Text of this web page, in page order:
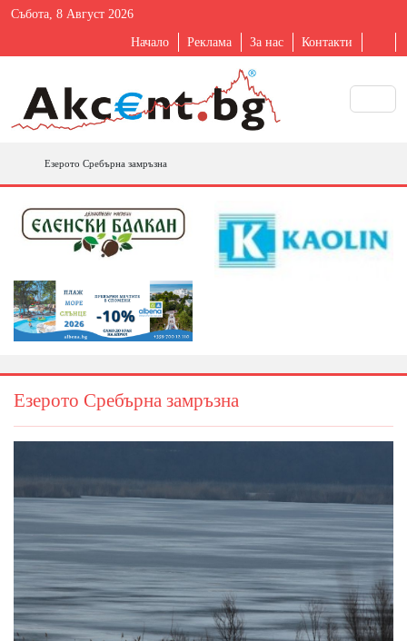
Събота, 8 Август 2026
Начало Реклама За нас Контакти
Езерото Сребърна замръзна
Езерото Сребърна замръзна